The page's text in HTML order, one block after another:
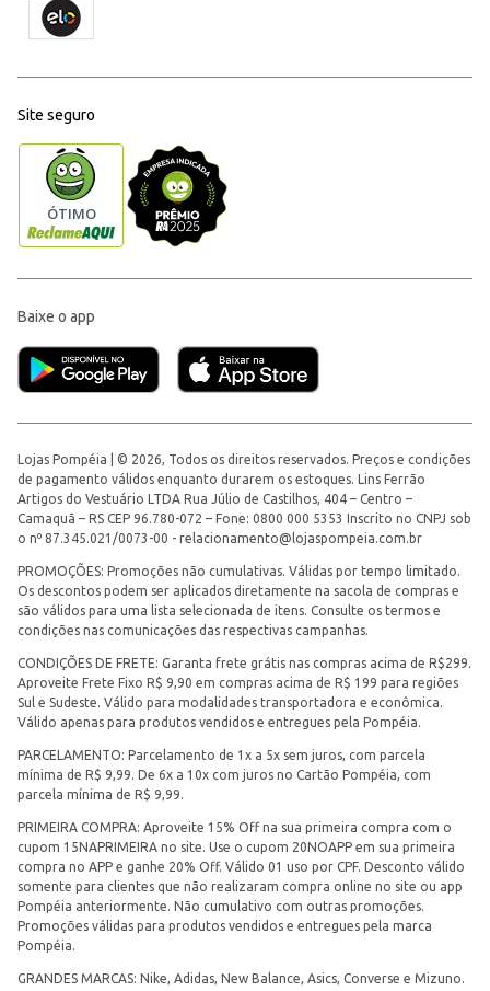
Site seguro
Baixe o app
Lojas Pompéia | © 2026, Todos os direitos reservados. Preços e condições
de pagamento válidos enquanto durarem os estoques. Lins Ferrão
Artigos do Vestuário LTDA Rua Júlio de Castilhos, 404 – Centro –
Camaquã – RS CEP 96.780-072 – Fone: 0800 000 5353 Inscrito no CNPJ sob
o nº 87.345.021/0073-00 - relacionamento@lojaspompeia.com.br
PROMOÇÕES: Promoções não cumulativas. Válidas por tempo limitado.
Os descontos podem ser aplicados diretamente na sacola de compras e
são válidos para uma lista selecionada de itens. Consulte os termos e
condições nas comunicações das respectivas campanhas.
CONDIÇÕES DE FRETE: Garanta frete grátis nas compras acima de R$299.
Aproveite Frete Fixo R$ 9,90 em compras acima de R$ 199 para regiões
Sul e Sudeste. Válido para modalidades transportadora e econômica.
Válido apenas para produtos vendidos e entregues pela Pompéia.
PARCELAMENTO: Parcelamento de 1x a 5x sem juros, com parcela
mínima de R$ 9,99. De 6x a 10x com juros no Cartão Pompéia, com
parcela mínima de R$ 9,99.
PRIMEIRA COMPRA: Aproveite 15% Off na sua primeira compra com o
cupom 15NAPRIMEIRA no site. Use o cupom 20NOAPP em sua primeira
compra no APP e ganhe 20% Off. Válido 01 uso por CPF. Desconto válido
somente para clientes que não realizaram compra online no site ou app
Pompéia anteriormente. Não cumulativo com outras promoções.
Promoções válidas para produtos vendidos e entregues pela marca
Pompéia.
GRANDES MARCAS: Nike, Adidas, New Balance, Asics, Converse e Mizuno.